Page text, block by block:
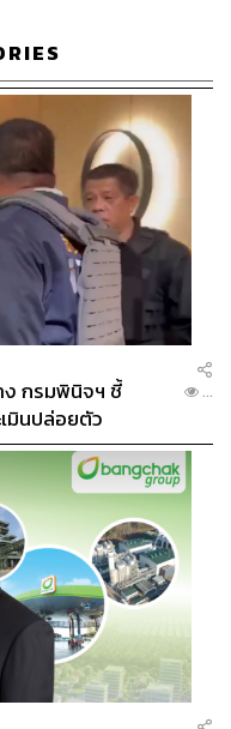
ง กรมพินิจฯ ชี้
มินปล่อยตัว
...